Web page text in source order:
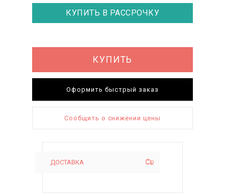
КУПИТЬ В РАССРОЧКУ
КУПИТЬ
Оформить быстрый заказ
Сообщить о снижении цены
ДОСТАВКА